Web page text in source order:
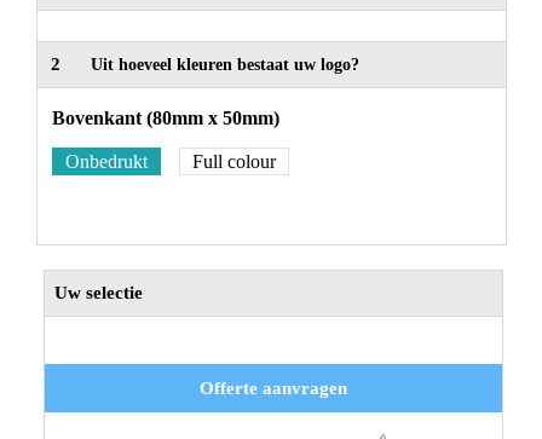
2 Uit hoeveel kleuren bestaat uw logo?
Bovenkant (80mm x 50mm)
Onbedrukt Full colour
Uw selectie
Offerte aanvragen